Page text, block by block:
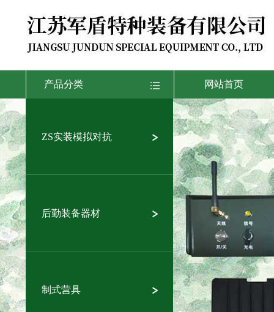
产品分类 网站首页
ZS实装模拟对抗
后勤装备器材
制式营具